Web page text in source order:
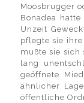
Moosbrugger
Bonadea
Unzeit
pflegte sie
mußte sie sich
lang
geöffnete
ähnlicher
öffentliche